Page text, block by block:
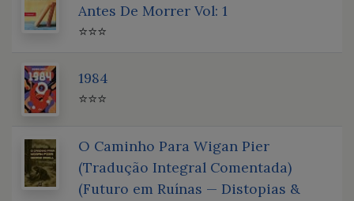
Antes De Morrer Vol: 1
⭐⭐⭐
1984
⭐⭐⭐
O Caminho Para Wigan Pier
(Tradução Integral Comentada)
(Futuro em Ruínas — Distopias &